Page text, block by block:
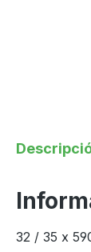
32 / 35 x